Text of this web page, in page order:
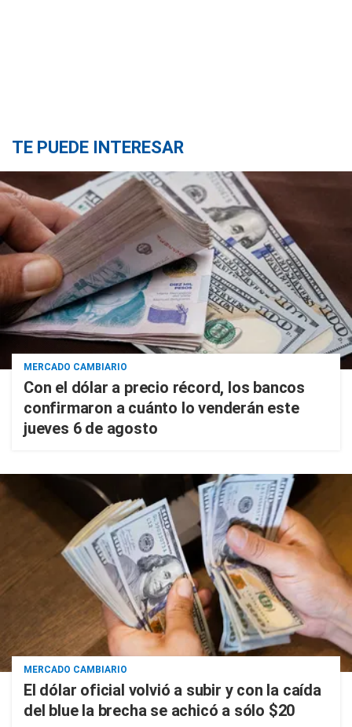
TE PUEDE INTERESAR
MERCADO CAMBIARIO
Con el dólar a precio récord, los bancos
confirmaron a cuánto lo venderán este
jueves 6 de agosto
MERCADO CAMBIARIO
El dólar oficial volvió a subir y con la caída
del blue la brecha se achicó a sólo $20